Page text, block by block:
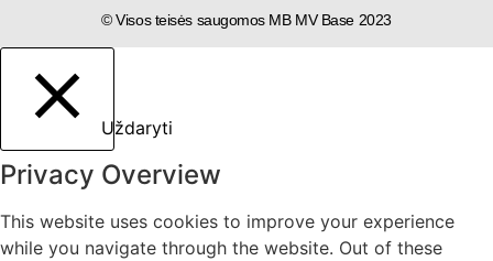
© Visos teisės saugomos MB MV Base 2023
Uždaryti
Privacy Overview
This website uses cookies to improve your experience
while you navigate through the website. Out of these